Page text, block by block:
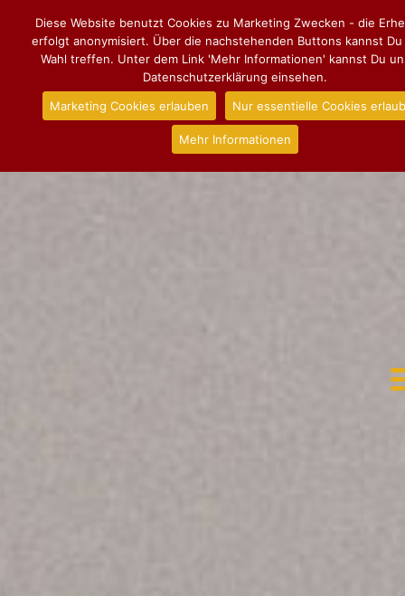
Diese Website benutzt Cookies zu Marketing Zwecken - die
erfolgt anonymisiert. Über die nachstehenden Buttons kannst
Wahl treffen. Unter dem Link 'Mehr Informationen' kannst Du
Datenschutzerklärung einsehen.
Marketing Cookies erlauben
Nur essentielle Cookies
Mehr Informationen